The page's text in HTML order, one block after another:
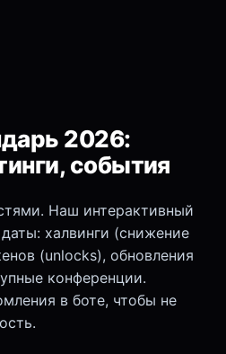
2026:
события
Наш интерактивный
халвинги (снижение
(unlocks), обновления
конференции.
в боте, чтобы не